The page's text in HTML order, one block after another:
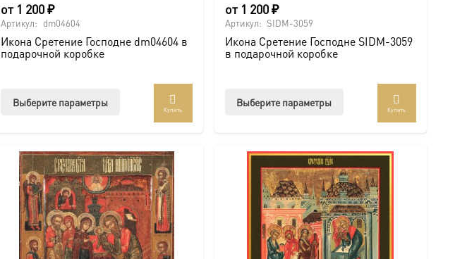
от 1 200₽
Артикул: dm04604
Икона Сретение Господне dm04604 в
подарочной коробке
Выберите параметры
вариаций.
Опции
можно
выбрать
на
странице
Купить
от 1 200₽
Артикул: SIDM-3059
Икона Сретение Господне SIDM-3059
в подарочной коробке
Выберите параметры
вариаций.
Опции
можно
выбрать
на
странице
Купить